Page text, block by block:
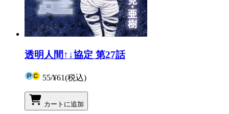
透明人間↑↓協定 第27話
55/¥61(税込)
カートに追加